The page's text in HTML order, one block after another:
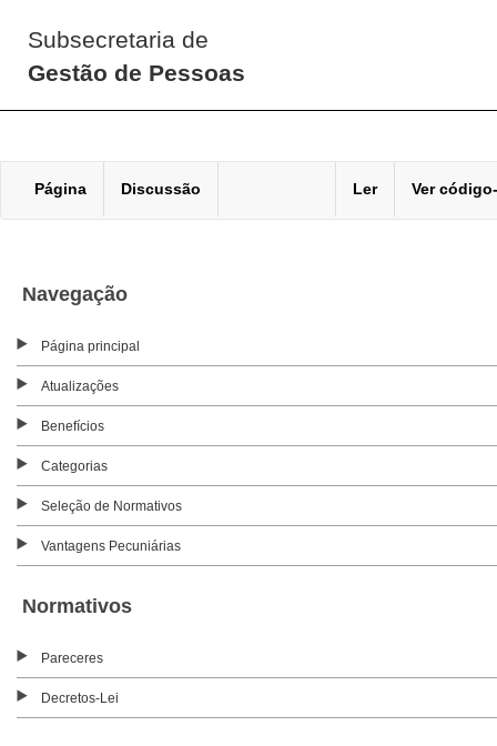
Subsecretaria de
Gestão de Pessoas
Página Discussão Ler Ver
Navegação
Página principal
Atualizações
Benefícios
Categorias
Seleção de Normativos
Vantagens Pecuniárias
Normativos
Pareceres
Decretos-Lei